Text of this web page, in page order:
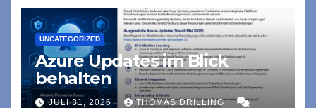
UNCATEGORIZED
Azure Updates im Blick
behalten
JULI 31, 2026 THOMAS DRILLING